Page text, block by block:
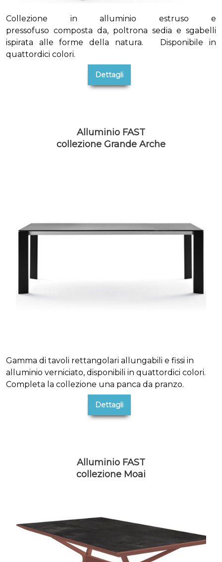
Collezione in alluminio estruso e
pressofuso composta da, poltrona sedia e sgabelli
ispirata alle forme della natura. Disponibile in
quattordici colori.
Dettagli
Alluminio FAST
collezione Grande Arche
Gamma di tavoli rettangolari allungabili e fissi in
alluminio verniciato, disponibili in quattordici colori.
Completa la collezione una panca da pranzo.
Dettagli
Alluminio FAST
collezione Moai